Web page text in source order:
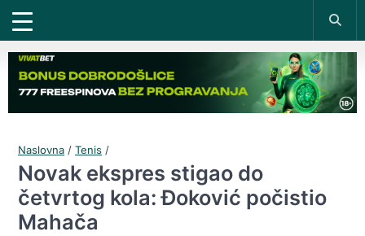
Naslovna / Tenis /
Novak ekspres stigao do
četvrtog kola: Đoković počistio
Mahača